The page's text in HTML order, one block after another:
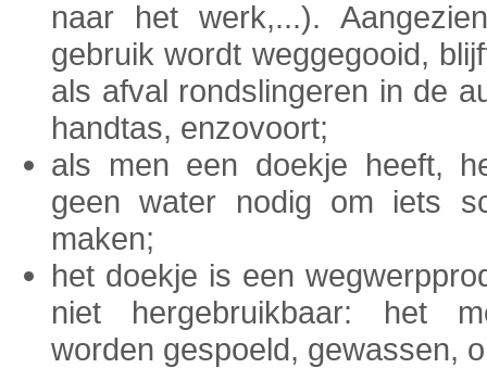
naar het werk,...).
gebruik wordt weggegooid,
als afval rondslingeren in de
handtas, enzovoort;
als men een doekje heeft,
geen water nodig om iets
maken;
het doekje is een
niet hergebruikbaar: het
worden gespoeld, gewassen,